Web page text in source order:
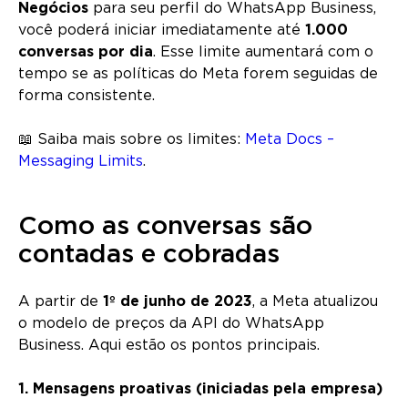
Negócios para seu perfil do WhatsApp Business,
você poderá iniciar imediatamente até 1.000
conversas por dia. Esse limite aumentará com o
tempo se as políticas do Meta forem seguidas de
forma consistente.
📖 Saiba mais sobre os limites: Meta Docs –
Messaging Limits.
Como as conversas são
contadas e cobradas
A partir de 1º de junho de 2023, a Meta atualizou
o modelo de preços da API do WhatsApp
Business. Aqui estão os pontos principais.
1. Mensagens proativas (iniciadas pela empresa)